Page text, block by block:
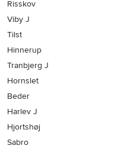
Risskov
Viby J
Tilst
Hinnerup
Tranbjerg J
Hornslet
Beder
Harlev J
Hjortshøj
Sabro